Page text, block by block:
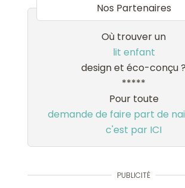
Nos Partenaires
Où trouver un
lit enfant
design et éco-conçu ?
*****
Pour toute
demande de faire part de
c'est par ICI
PUBLICITÉ